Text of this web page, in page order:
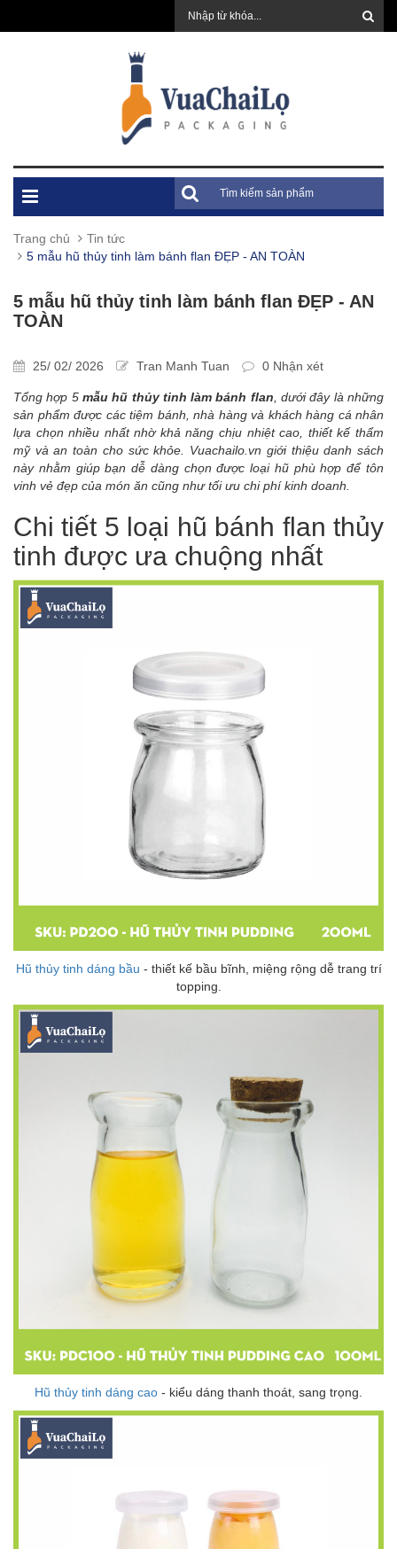
Trang chủ
Tin tức
5 mẫu hũ thủy tinh làm bánh flan ĐẸP - AN TOÀN
5 mẫu hũ thủy tinh làm bánh flan ĐẸP - AN
TOÀN
25/ 02/ 2026 Tran Manh Tuan 0 Nhận xét
Tổng hợp 5 mẫu hũ thủy tinh làm bánh flan , dưới đây là những
sản phẩm được các tiệm bánh, nhà hàng và khách hàng cá nhân
lựa chọn nhiều nhất nhờ khả năng chịu nhiệt cao, thiết kế thẩm
mỹ và an toàn cho sức khỏe. Vuachailo.vn giới thiệu danh sách
này nhằm giúp bạn dễ dàng chọn được loại hũ phù hợp để tôn
vinh vẻ đẹp của món ăn cũng như tối ưu chi phí kinh doanh.
Chi tiết 5 loại hũ bánh flan thủy
tinh được ưa chuộng nhất
Hũ thủy tinh dáng bầu - thiết kế bầu bĩnh, miệng rộng dễ trang trí
topping.
Hũ thủy tinh dáng cao - kiểu dáng thanh thoát, sang trọng.